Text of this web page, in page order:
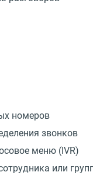
номеров
звонков
меню (IVR)
или